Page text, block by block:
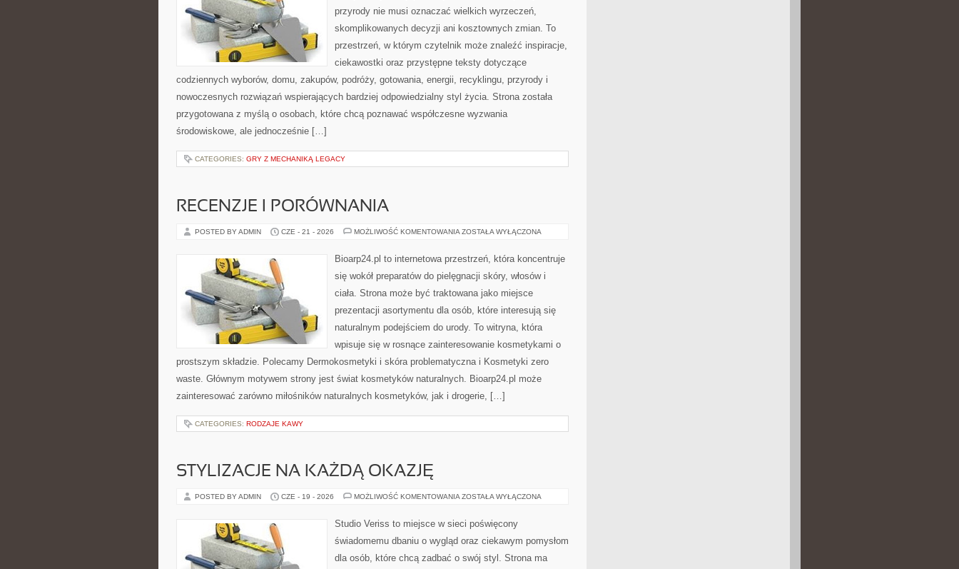
przyrody nie musi oznaczać wielkich wyrzeczeń,
skomplikowanych decyzji ani kosztownych zmian. To
przestrzeń, w którym czytelnik może znaleźć inspiracje,
ciekawostki oraz przystępne teksty dotyczące
codziennych wyborów, domu, zakupów, podróży, gotowania, energii, recyklingu, przyrody i
nowoczesnych rozwiązań wspierających bardziej odpowiedzialny styl życia. Strona została
przygotowana z myślą o osobach, które chcą poznawać współczesne wyzwania
środowiskowe, ale jednocześnie […]
CATEGORIES: GRY Z MECHANIKĄ LEGACY
RECENZJE I PORÓWNANIA
POSTED BY ADMIN CZE - 21 - 2026 MOŻLIWOŚĆ KOMENTOWANIA RECENZJE
ZOSTAŁA WYŁĄCZONA
Bioarp24.pl to internetowa przestrzeń, która koncentruje
się wokół preparatów do pielęgnacji skóry, włosów i
ciała. Strona może być traktowana jako miejsce
prezentacji asortymentu dla osób, które interesują się
naturalnym podejściem do urody. To witryna, która
wpisuje się w rosnące zainteresowanie kosmetykami o
prostszym składzie. Polecamy Dermokosmetyki i skóra problematyczna i Kosmetyki zero
waste. Głównym motywem strony jest świat kosmetyków naturalnych. Bioarp24.pl może
zainteresować zarówno miłośników naturalnych kosmetyków, jak i drogerie, […]
CATEGORIES: RODZAJE KAWY
STYLIZACJE NA KAŻDĄ OKAZJĘ
POSTED BY ADMIN CZE - 19 - 2026 MOŻLIWOŚĆ KOMENTOWANIA STYLIZACJE
OKAZJĘ
ZOSTAŁA WYŁĄCZONA
Studio Veriss to miejsce w sieci poświęcony
świadomemu dbaniu o wygląd oraz ciekawym pomysłom
dla osób, które chcą zadbać o swój styl. Strona ma